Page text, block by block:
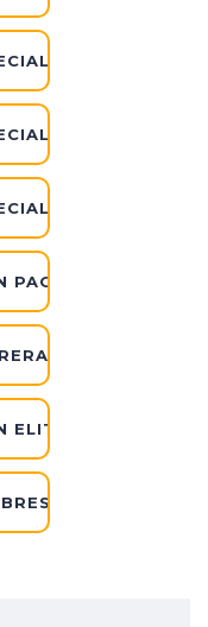
PRO"
GLOBAL"
PAGO EN CUOTAS"
ELITE"
INDIVIDUAL